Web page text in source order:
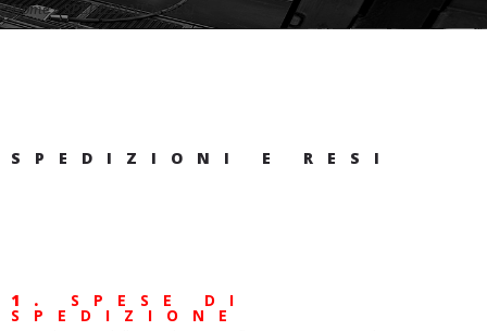
Home»SPEDIZIONE & RESI
SPEDIZIONI E RESI
1. SPESE DI
SPEDIZIONE